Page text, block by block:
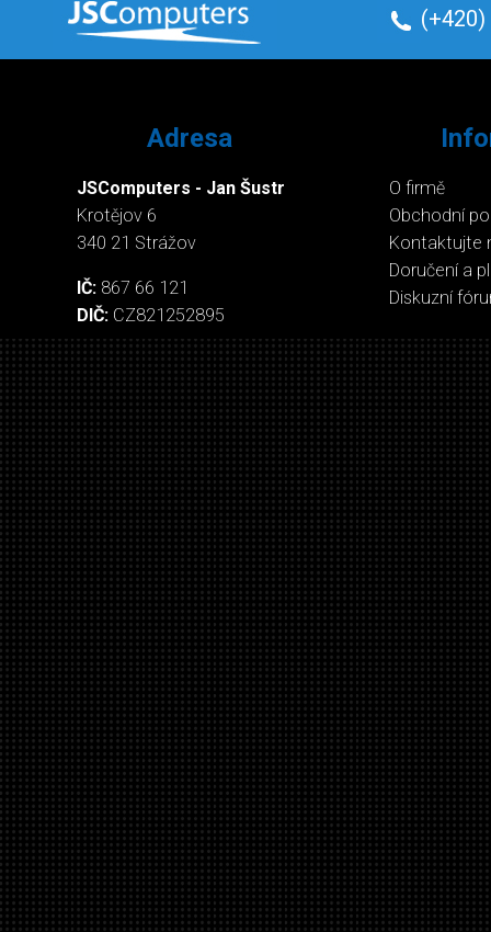
(+420)
Adresa
JSComputers - Jan Šustr
Krotějov 6
340 21 Strážov
IČ: 867 66 121
DIČ: CZ821252895
O firmě
Obchodní
Kontaktujte
Doručení a
Diskuzní